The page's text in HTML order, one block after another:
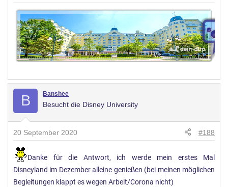
B Banshee
Besucht die Disney University
20 September 2020 #188
Danke für die Antwort, ich werde mein erstes Mal
Disneyland im Dezember alleine genießen (bei meinen möglichen
Begleitungen klappt es wegen Arbeit/Corona nicht)